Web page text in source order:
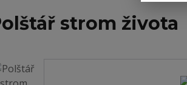
strom života